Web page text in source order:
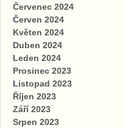
Červenec 2024
Červen 2024
Květen 2024
Duben 2024
Leden 2024
Prosinec 2023
Listopad 2023
Říjen 2023
Září 2023
Srpen 2023